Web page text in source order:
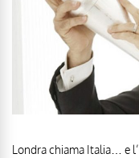
Londra chiama Italia… e l’